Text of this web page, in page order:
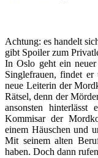
Achtung: es handelt
gibt Spoiler zum
In Oslo geht ein
Singlefrauen, findet
neue Leiterin der
Rätsel, denn der
ansonsten
Kommisar der
einem Häuschen und
Mit seinem alten
haben. Doch dann